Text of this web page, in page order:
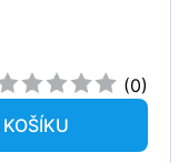
(0)